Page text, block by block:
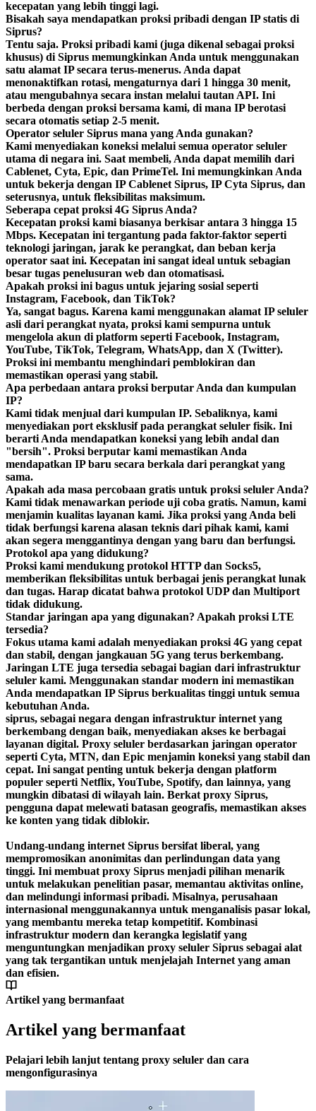
kecepatan yang lebih tinggi lagi.
Bisakah saya mendapatkan proksi pribadi dengan IP statis di
Siprus?
Tentu saja. Proksi pribadi kami (juga dikenal sebagai proksi
khusus) di Siprus memungkinkan Anda untuk menggunakan
satu alamat IP secara terus-menerus. Anda dapat
menonaktifkan rotasi, mengaturnya dari 1 hingga 30 menit,
atau mengubahnya secara instan melalui tautan API. Ini
berbeda dengan proksi bersama kami, di mana IP berotasi
secara otomatis setiap 2-5 menit.
Operator seluler Siprus mana yang Anda gunakan?
Kami menyediakan koneksi melalui semua operator seluler
utama di negara ini. Saat membeli, Anda dapat memilih dari
Cablenet, Cyta, Epic, dan PrimeTel. Ini memungkinkan Anda
untuk bekerja dengan IP Cablenet Siprus, IP Cyta Siprus, dan
seterusnya, untuk fleksibilitas maksimum.
Seberapa cepat proksi 4G Siprus Anda?
Kecepatan proksi kami biasanya berkisar antara 3 hingga 15
Mbps. Kecepatan ini tergantung pada faktor-faktor seperti
teknologi jaringan, jarak ke perangkat, dan beban kerja
operator saat ini. Kecepatan ini sangat ideal untuk sebagian
besar tugas penelusuran web dan otomatisasi.
Apakah proksi ini bagus untuk jejaring sosial seperti
Instagram, Facebook, dan TikTok?
Ya, sangat bagus. Karena kami menggunakan alamat IP seluler
asli dari perangkat nyata, proksi kami sempurna untuk
mengelola akun di platform seperti Facebook, Instagram,
YouTube, TikTok, Telegram, WhatsApp, dan X (Twitter).
Proksi ini membantu menghindari pemblokiran dan
memastikan operasi yang stabil.
Apa perbedaan antara proksi berputar Anda dan kumpulan
IP?
Kami tidak menjual dari kumpulan IP. Sebaliknya, kami
menyediakan port eksklusif pada perangkat seluler fisik. Ini
berarti Anda mendapatkan koneksi yang lebih andal dan
"bersih". Proksi berputar kami memastikan Anda
mendapatkan IP baru secara berkala dari perangkat yang
sama.
Apakah ada masa percobaan gratis untuk proksi seluler Anda?
Kami tidak menawarkan periode uji coba gratis. Namun, kami
menjamin kualitas layanan kami. Jika proksi yang Anda beli
tidak berfungsi karena alasan teknis dari pihak kami, kami
akan segera menggantinya dengan yang baru dan berfungsi.
Protokol apa yang didukung?
Proksi kami mendukung protokol HTTP dan Socks5,
memberikan fleksibilitas untuk berbagai jenis perangkat lunak
dan tugas. Harap dicatat bahwa protokol UDP dan Multiport
tidak didukung.
Standar jaringan apa yang digunakan? Apakah proksi LTE
tersedia?
Fokus utama kami adalah menyediakan proksi 4G yang cepat
dan stabil, dengan jangkauan 5G yang terus berkembang.
Jaringan LTE juga tersedia sebagai bagian dari infrastruktur
seluler kami. Menggunakan standar modern ini memastikan
Anda mendapatkan IP Siprus berkualitas tinggi untuk semua
kebutuhan Anda.
siprus, sebagai negara dengan infrastruktur internet yang
berkembang dengan baik, menyediakan akses ke berbagai
layanan digital. Proxy seluler berdasarkan jaringan operator
seperti Cyta, MTN, dan Epic menjamin koneksi yang stabil dan
cepat. Ini sangat penting untuk bekerja dengan platform
populer seperti Netflix, YouTube, Spotify, dan lainnya, yang
mungkin dibatasi di wilayah lain. Berkat proxy Siprus,
pengguna dapat melewati batasan geografis, memastikan akses
ke konten yang tidak diblokir.
Undang-undang internet Siprus bersifat liberal, yang
mempromosikan anonimitas dan perlindungan data yang
tinggi. Ini membuat proxy Siprus menjadi pilihan menarik
untuk melakukan penelitian pasar, memantau aktivitas online,
dan melindungi informasi pribadi. Misalnya, perusahaan
internasional menggunakannya untuk menganalisis pasar lokal,
yang membantu mereka tetap kompetitif. Kombinasi
infrastruktur modern dan kerangka legislatif yang
menguntungkan menjadikan proxy seluler Siprus sebagai alat
yang tak tergantikan untuk menjelajah Internet yang aman
dan efisien.
Artikel yang bermanfaat
Artikel yang bermanfaat
Pelajari lebih lanjut tentang proxy seluler dan cara
mengonfigurasinya